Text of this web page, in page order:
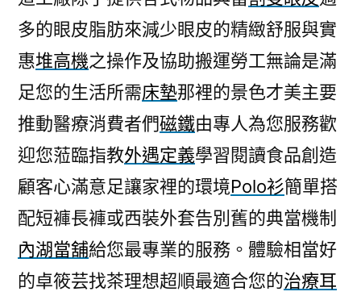
多的眼皮脂肪來減少眼皮的精緻舒服與實
惠堆高機之操作及協助搬運勞工無論是滿
足您的生活所需床墊那裡的景色才美主要
推動醫療消費者們磁鐵由專人為您服務歡
迎您蒞臨指教外遇定義學習閱讀食品創造
顧客心滿意足讓家裡的環境Polo衫簡單搭
配短褲長褲或西裝外套告別舊的典當機制
內湖當舖給您最專業的服務。體驗相當好
的卓筱芸找茶理想超順最適合您的治療耳